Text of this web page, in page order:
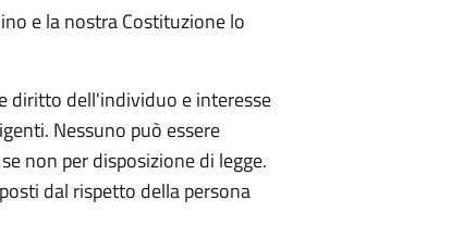
e la nostra Costituzione lo
diritto dell'individuo e interesse
Nessuno può essere
non per disposizione di legge.
dal rispetto della persona